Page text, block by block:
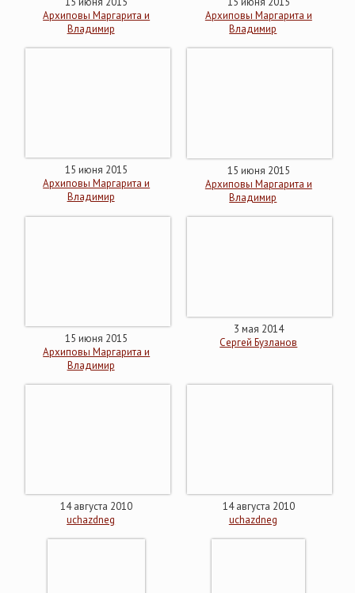
Архиповы Маргарита и
Владимир
Архиповы Маргарита и
Владимир
15 июня 2015
Архиповы Маргарита и
Владимир
15 июня 2015
Архиповы Маргарита и
Владимир
15 июня 2015
Архиповы Маргарита и
Владимир
3 мая 2014
Сергей Бузланов
14 августа 2010
uchazdneg
14 августа 2010
uchazdneg